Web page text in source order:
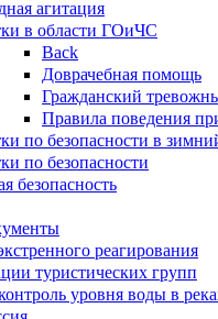
агитация
в области ГОиЧС
Back
Доврачебная помощь
Гражданский
Правила поведения
по безопасности в
по безопасности
безопасность
реагирования
туристических групп
уровня воды в